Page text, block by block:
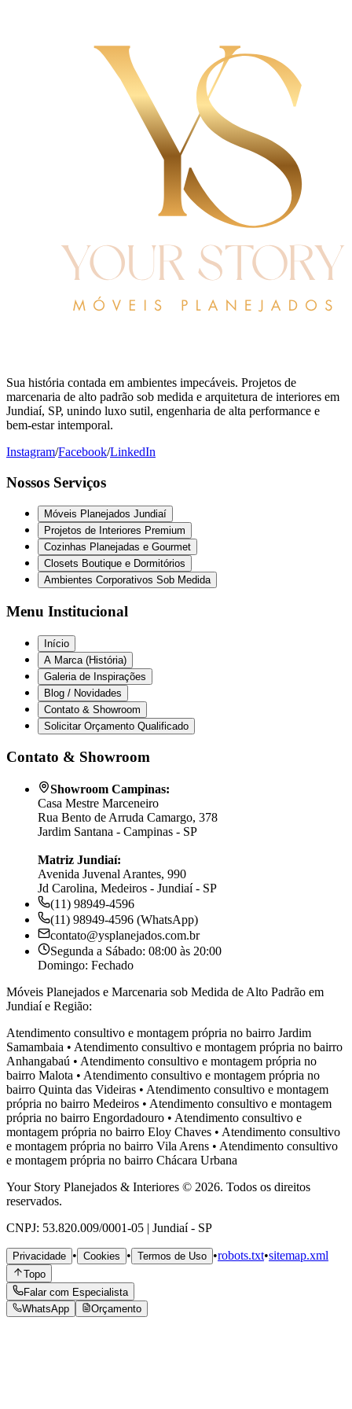
Sua história contada em ambientes impecáveis. Projetos de
marcenaria de alto padrão sob medida e arquitetura de interiores em
Jundiaí, SP, unindo luxo sutil, engenharia de alta performance e
bem-estar intemporal.
Instagram/Facebook/LinkedIn
Nossos Serviços
Móveis Planejados Jundiaí
Projetos de Interiores Premium
Cozinhas Planejadas e Gourmet
Closets Boutique e Dormitórios
Ambientes Corporativos Sob Medida
Menu Institucional
Início
A Marca (História)
Galeria de Inspirações
Blog / Novidades
Contato & Showroom
Solicitar Orçamento Qualificado
Contato & Showroom
Showroom Campinas:
Casa Mestre Marceneiro
Rua Bento de Arruda Camargo, 378
Jardim Santana - Campinas - SP
Matriz Jundiaí:
Avenida Juvenal Arantes, 990
Jd Carolina, Medeiros - Jundiaí - SP
(11) 98949-4596
(11) 98949-4596 (WhatsApp)
contato@ysplanejados.com.br
Segunda a Sábado: 08:00 às 20:00
Domingo: Fechado
Móveis Planejados e Marcenaria sob Medida de Alto Padrão em
Jundiaí e Região:
Atendimento consultivo e montagem própria no bairro Jardim
Samambaia • Atendimento consultivo e montagem própria no bairro
Anhangabaú • Atendimento consultivo e montagem própria no
bairro Malota • Atendimento consultivo e montagem própria no
bairro Quinta das Videiras • Atendimento consultivo e montagem
própria no bairro Medeiros • Atendimento consultivo e montagem
própria no bairro Engordadouro • Atendimento consultivo e
montagem própria no bairro Eloy Chaves • Atendimento consultivo
e montagem própria no bairro Vila Arens • Atendimento consultivo
e montagem própria no bairro Chácara Urbana
Your Story Planejados & Interiores © 2026. Todos os direitos
reservados.
CNPJ: 53.820.009/0001-05 | Jundiaí - SP
Privacidade • Cookies • Termos de Uso •robots.txt•sitemap.xml
Topo
Falar com Especialista
WhatsApp
Orçamento